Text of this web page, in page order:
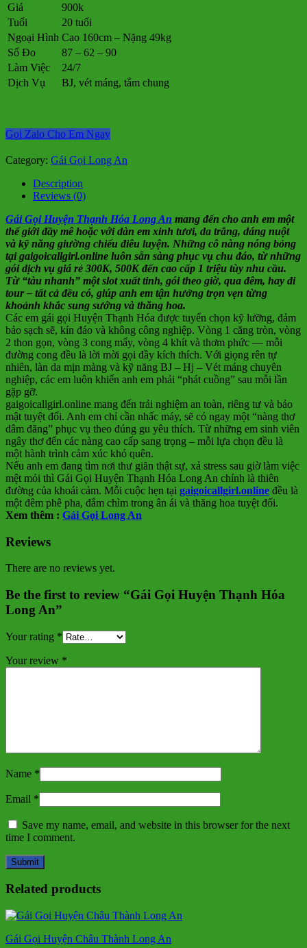
Giá
900k
Tuổi
20 tuổi
Ngoại Hình Cao 160cm – Nặng 49kg
Số Đo
87 – 62 – 90
Làm Việc
24/7
Dịch Vụ
BJ, vét máng, tắm chung
Gọi Zalo Cho Em Ngay
Category: Gái Gọi Long An
Description
Reviews (0)
Gái Gọi Huyện Thạnh Hóa Long An mang đến cho anh em một
thế giới đầy mê hoặc với dàn em xinh tươi, da trắng, dáng nuột
và kỹ năng giường chiếu điêu luyện. Những cô nàng nóng bỏng
tại gaigoicallgirl.online luôn sẵn sàng phục vụ chu đáo, từ những
gói dịch vụ giá rẻ 300K, 500K đến cao cấp 1 triệu tùy nhu cầu.
Từ “tàu nhanh” một slot xuất tinh, gói theo giờ, qua đêm, hay đi
tour – tất cả đều có, giúp anh em tận hưởng trọn vẹn từng
khoảnh khắc sung sướng và thăng hoa.
Các em gái gọi Huyện Thạnh Hóa được tuyển chọn kỹ lưỡng, đảm
bảo sạch sẽ, kín đáo và không công nghiệp. Vòng 1 căng tròn, vòng
2 thon gọn, vòng 3 cong mẩy, vòng 4 khít và thơm phức — mỗi
đường cong đều là lời mời gọi đầy kích thích. Với giọng rên tự
nhiên, làn da mịn màng và kỹ năng BJ – Hj – Vét máng chuyên
nghiệp, các em luôn khiến anh em phải “phát cuồng” sau mỗi lần
gặp gỡ.
gaigoicallgirl.online mang đến trải nghiệm an toàn, riêng tư và bảo
mật tuyệt đối. Anh em chỉ cần nhấc máy, sẽ có ngay một “nàng thơ
dâm đãng” phục vụ theo đúng gu yêu thích. Từ những em sinh viên
ngây thơ đến các nàng cao cấp sang trọng – mỗi lựa chọn đều là
một hành trình cảm xúc khó quên.
Nếu anh em đang tìm nơi thư giãn thật sự, xả stress sau giờ làm việc
mệt mỏi thì Gái Gọi Huyện Thạnh Hóa Long An chính là thiên
đường của khoái cảm. Mỗi cuộc hẹn tại gaigoicallgirl.online đều là
một đêm phê pha, đắm chìm trong ân ái và thăng hoa tuyệt đối.
Xem thêm : Gái Gọi Long An
Reviews
There are no reviews yet.
Be the first to review “Gái Gọi Huyện Thạnh Hóa
Long An”
Your rating *
Your review *
Name *
Email *
Save my name, email, and website in this browser for the next
time I comment.
Related products
Gái Gọi Huyện Châu Thành Long An